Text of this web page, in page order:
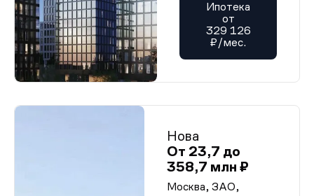
Ипотека
от
329 126
₽/мес.
Нова
От 23,7 до
358,7 млн ₽
Москва, ЗАО,